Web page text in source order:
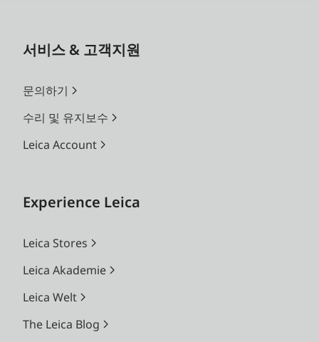
서비스 & 고객지원
문의하기
수리 및 유지보수
Leica Account
Experience Leica
Leica Stores
Leica Akademie
Leica Welt
The Leica Blog